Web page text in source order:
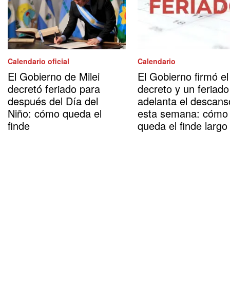
Calendario oficial
El Gobierno de Milei
decretó feriado para
después del Día del
Niño: cómo queda el
finde
Calendario
El Gobierno firmó el
decreto y un feriado
adelanta el
esta semana: cómo
queda el finde largo